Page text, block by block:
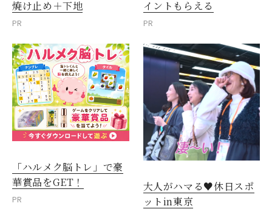
焼け止め＋下地
PR
イントもらえる
PR
「ハルメク脳トレ」で豪
華賞品をGET！
PR
大人がハマる♥休日スポ
ットin東京